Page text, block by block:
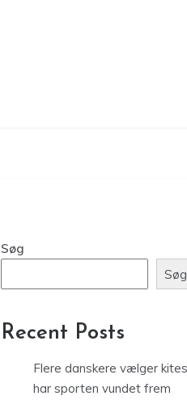
Søg
Søg
Recent Posts
Flere danskere vælger
har sporten vundet frem